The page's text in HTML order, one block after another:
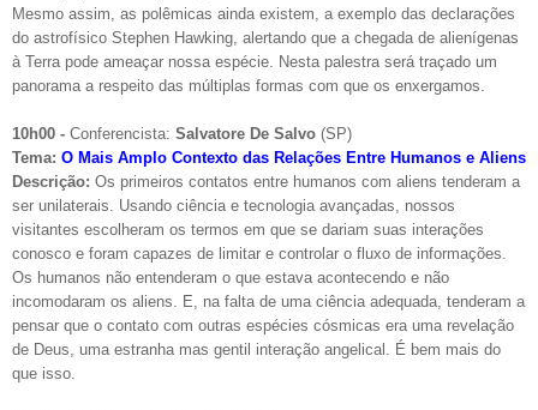
Mesmo assim, as polêmicas ainda existem, a exemplo das declarações
do astrofísico Stephen Hawking, alertando que a chegada de alienígenas
à Terra pode ameaçar nossa espécie. Nesta palestra será traçado um
panorama a respeito das múltiplas formas com que os enxergamos.
10h00 - Conferencista: Salvatore De Salvo (SP)
Tema: O Mais Amplo Contexto das Relações Entre Humanos e Aliens
Descrição: Os primeiros contatos entre humanos com aliens tenderam a
ser unilaterais. Usando ciência e tecnologia avançadas, nossos
visitantes escolheram os termos em que se dariam suas interações
conosco e foram capazes de limitar e controlar o fluxo de informações.
Os humanos não entenderam o que estava acontecendo e não
incomodaram os aliens. E, na falta de uma ciência adequada, tenderam a
pensar que o contato com outras espécies cósmicas era uma revelação
de Deus, uma estranha mas gentil interação angelical. É bem mais do
que isso.